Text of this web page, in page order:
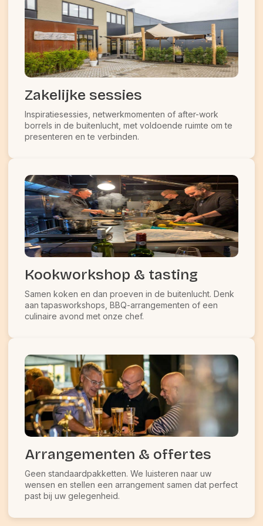
Zakelijke sessies
Inspiratiesessies, netwerkmomenten of after-work
borrels in de buitenlucht, met voldoende ruimte om te
presenteren en te verbinden.
Kookworkshop & tasting
Samen koken en dan proeven in de buitenlucht. Denk
aan tapasworkshops, BBQ-arrangementen of een
culinaire avond met onze chef.
Arrangementen & offertes
Geen standaardpakketten. We luisteren naar uw
wensen en stellen een arrangement samen dat perfect
past bij uw gelegenheid.